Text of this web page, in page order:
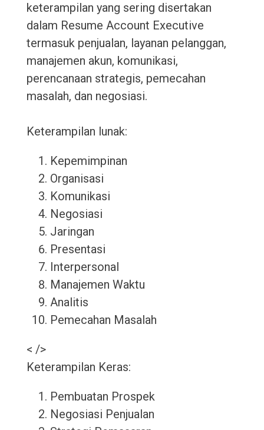
keterampilan yang sering disertakan
dalam Resume Account Executive
termasuk penjualan, layanan pelanggan,
manajemen akun, komunikasi,
perencanaan strategis, pemecahan
masalah, dan negosiasi.
Keterampilan lunak:
Kepemimpinan
Organisasi
Komunikasi
Negosiasi
Jaringan
Presentasi
Interpersonal
Manajemen Waktu
Analitis
Pemecahan Masalah
< />
Keterampilan Keras:
Pembuatan Prospek
Negosiasi Penjualan